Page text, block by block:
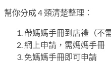
幫你分成 4 類清楚整理：
帶媽媽手冊到店禮（不
網上申請，需媽媽手冊
免媽媽手冊即可申請